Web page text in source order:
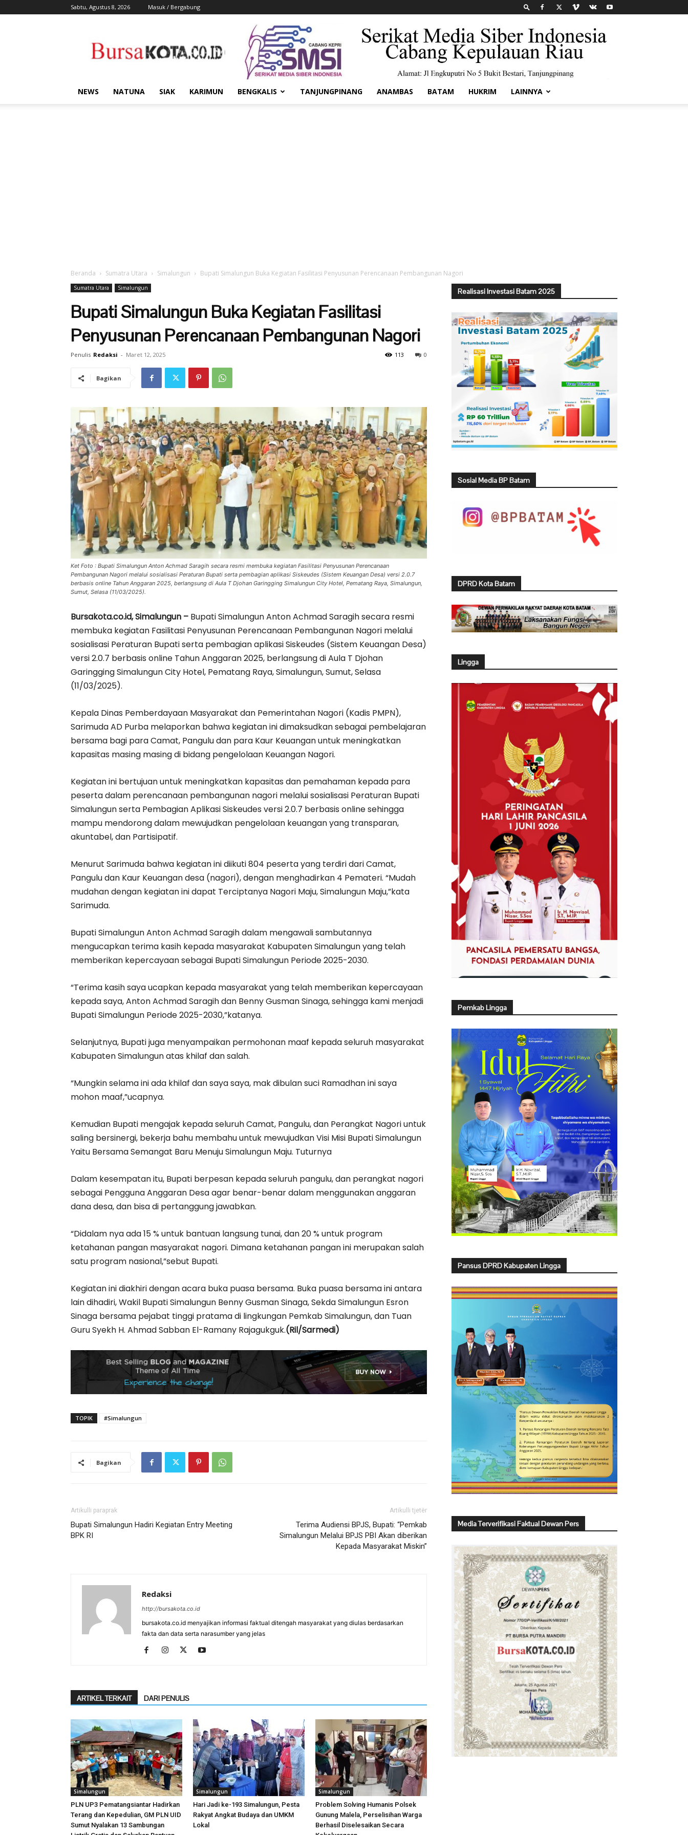
Sabtu, Agustus 8, 2026 Masuk / Bergabung
Kota
NEWS NATUNA SIAK KARIMUN BENGKALIS TANJUNGPINANG ANAMBAS BATAM HUKRIM LAINNYA
Beranda Sumatra Utara Simalungun Bupati Simalungun Buka Kegiatan Fasilitasi Penyusunan Perencanaan Pembangunan Nagori
Sumatra Utara Simalungun
Bupati Simalungun Buka Kegiatan Fasilitasi
Penyusunan Perencanaan Pembangunan Nagori
Penulis Redaksi - Maret 12, 2025 0
113
Bagikan
Ket Foto : Bupati Simalungun Anton Achmad Saragih secara resmi membuka kegiatan Fasilitasi Penyusunan Perencanaan
Pembangunan Nagori melalui sosialisasi Peraturan Bupati serta pembagian aplikasi Siskeudes (Sistem Keuangan Desa) versi 2.0.7
berbasis online Tahun Anggaran 2025, berlangsung di Aula T Djohan Garingging Simalungun City Hotel, Pematang Raya, Simalungun,
Sumut, Selasa (11/03/2025).
Bursakota.co.id, Simalungun – Bupati Simalungun Anton Achmad Saragih secara resmi
membuka kegiatan Fasilitasi Penyusunan Perencanaan Pembangunan Nagori melalui
sosialisasi Peraturan Bupati serta pembagian aplikasi Siskeudes (Sistem Keuangan Desa)
versi 2.0.7 berbasis online Tahun Anggaran 2025, berlangsung di Aula T Djohan
Garingging Simalungun City Hotel, Pematang Raya, Simalungun, Sumut, Selasa
(11/03/2025).
Kepala Dinas Pemberdayaan Masyarakat dan Pemerintahan Nagori (Kadis PMPN),
Sarimuda AD Purba melaporkan bahwa kegiatan ini dimaksudkan sebagai pembelajaran
bersama bagi para Camat, Pangulu dan para Kaur Keuangan untuk meningkatkan
kapasitas masing masing di bidang pengelolaan Keuangan Nagori.
Kegiatan ini bertujuan untuk meningkatkan kapasitas dan pemahaman kepada para
peserta dalam perencanaan pembangunan nagori melalui sosialisasi Peraturan Bupati
Simalungun serta Pembagian Aplikasi Siskeudes versi 2.0.7 berbasis online sehingga
mampu mendorong dalam mewujudkan pengelolaan keuangan yang transparan,
akuntabel, dan Partisipatif.
Menurut Sarimuda bahwa kegiatan ini diikuti 804 peserta yang terdiri dari Camat,
Pangulu dan Kaur Keuangan desa (nagori), dengan menghadirkan 4 Pemateri. “Mudah
mudahan dengan kegiatan ini dapat Terciptanya Nagori Maju, Simalungun Maju,”kata
Sarimuda.
Bupati Simalungun Anton Achmad Saragih dalam mengawali sambutannya
mengucapkan terima kasih kepada masyarakat Kabupaten Simalungun yang telah
memberikan kepercayaan sebagai Bupati Simalungun Periode 2025-2030.
“Terima kasih saya ucapkan kepada masyarakat yang telah memberikan kepercayaan
kepada saya, Anton Achmad Saragih dan Benny Gusman Sinaga, sehingga kami menjadi
Bupati Simalungun Periode 2025-2030,”katanya.
Selanjutnya, Bupati juga menyampaikan permohonan maaf kepada seluruh masyarakat
Kabupaten Simalungun atas khilaf dan salah.
“Mungkin selama ini ada khilaf dan saya saya, mak dibulan suci Ramadhan ini saya
mohon maaf,”ucapnya.
Kemudian Bupati mengajak kepada seluruh Camat, Pangulu, dan Perangkat Nagori untuk
saling bersinergi, bekerja bahu membahu untuk mewujudkan Visi Misi Bupati Simalungun
Yaitu Bersama Semangat Baru Menuju Simalungun Maju. Tuturnya
Dalam kesempatan itu, Bupati berpesan kepada seluruh pangulu, dan perangkat nagori
sebagai Pengguna Anggaran Desa agar benar-benar dalam menggunakan anggaran
dana desa, dan bisa di pertanggung jawabkan.
“Didalam nya ada 15 % untuk bantuan langsung tunai, dan 20 % untuk program
ketahanan pangan masyarakat nagori. Dimana ketahanan pangan ini merupakan salah
satu program nasional,”sebut Bupati.
Kegiatan ini diakhiri dengan acara buka puasa bersama. Buka puasa bersama ini antara
lain dihadiri, Wakil Bupati Simalungun Benny Gusman Sinaga, Sekda Simalungun Esron
Sinaga bersama pejabat tinggi pratama di lingkungan Pemkab Simalungun, dan Tuan
Guru Syekh H. Ahmad Sabban El-Ramany Rajagukguk.(Ril/Sarmedi)
TOPIK #Simalungun
Bagikan
Artikulli paraprak
Bupati Simalungun Hadiri Kegiatan Entry Meeting
BPK RI
Artikulli tjetër
Terima Audiensi BPJS, Bupati: “Pemkab
Simalungun Melalui BPJS PBI Akan diberikan
Kepada Masyarakat Miskin”
Redaksi
http://bursakota.co.id
bursakota.co.id menyajikan informasi faktual ditengah masyarakat yang diulas berdasarkan
fakta dan data serta narasumber yang jelas
ARTIKEL TERKAIT DARI PENULIS
Simalungun
PLN UP3 Pematangsiantar Hadirkan
Terang dan Kepedulian, GM PLN UID
Sumut Nyalakan 13 Sambungan
Simalungun
Hari Jadi ke-193 Simalungun, Pesta
Rakyat Angkat Budaya dan UMKM
Lokal
Simalungun
Problem Solving Humanis Polsek
Gunung Malela, Perselisihan Warga
Berhasil Diselesaikan Secara
Realisasi Investasi Batam 2025
Sosial Media BP Batam
DPRD Kota Batam
Lingga
Pemkab Lingga
Pansus DPRD Kabupaten Lingga
Media Terverifikasi Faktual Dewan Pers